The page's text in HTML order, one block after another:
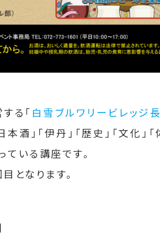
る「白雪ブルワリービレッジ
酒」「伊丹」「歴史」「文化
いる講座です。
となります。